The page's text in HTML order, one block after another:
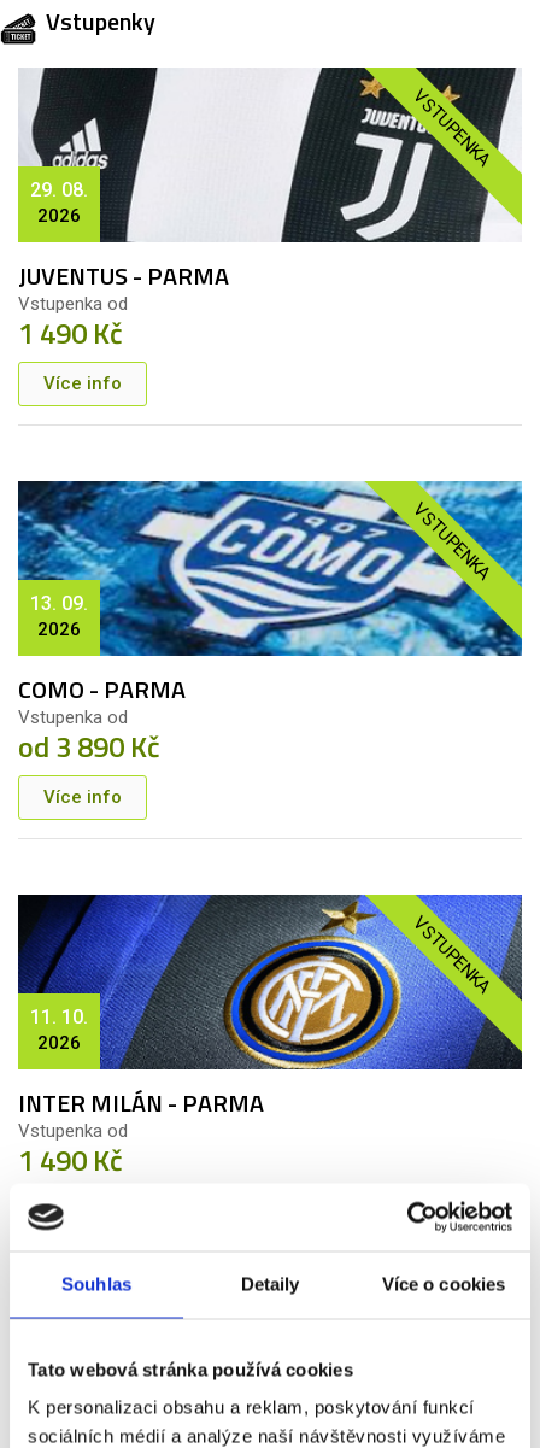
Souhlas Detaily Více o cookies
Tato webová stránka používá cookies
K personalizaci obsahu a reklam, poskytování funkcí
sociálních médií a analýze naší návštěvnosti využíváme
Vstupenky
VSTUPENKA
29. 08.
2026
JUVENTUS - PARMA
Vstupenka od
1 490 Kč
Více info
VSTUPENKA
13. 09.
2026
COMO - PARMA
Vstupenka od
od 3 890 Kč
Více info
VSTUPENKA
11. 10.
2026
INTER MILÁN - PARMA
Vstupenka od
1 490 Kč
Více info
24. 10.